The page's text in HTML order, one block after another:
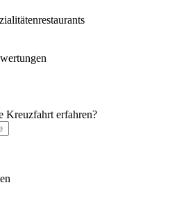
Kreuzfahrt erfahren?